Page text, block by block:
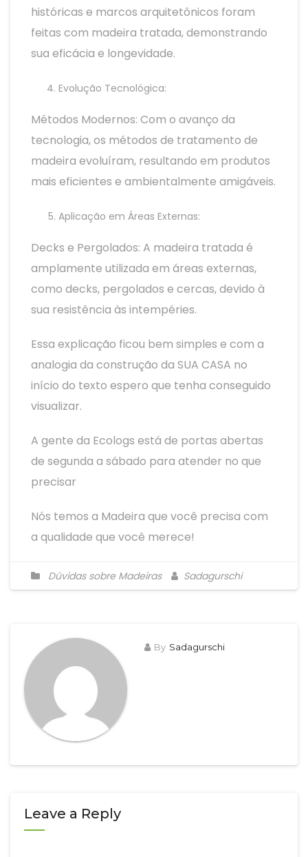
históricas e marcos arquitetônicos foram
feitas com madeira tratada, demonstrando
sua eficácia e longevidade.
Evolução Tecnológica:
Métodos Modernos: Com o avanço da
tecnologia, os métodos de tratamento de
madeira evoluíram, resultando em produtos
mais eficientes e ambientalmente amigáveis.
Aplicação em Áreas Externas:
Decks e Pergolados: A madeira tratada é
amplamente utilizada em áreas externas,
como decks, pergolados e cercas, devido à
sua resistência às intempéries.
Essa explicação ficou bem simples e com a
analogia da construção da SUA CASA no
início do texto espero que tenha conseguido
visualizar.
A gente da Ecologs está de portas abertas
de segunda a sábado para atender no que
precisar
Nós temos a Madeira que você precisa com
a qualidade que você merece!
Dúvidas sobre Madeiras Sadagurschi
By Sadagurschi
Leave a Reply